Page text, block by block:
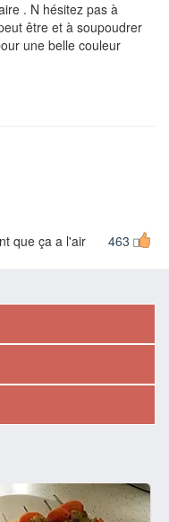
. N hésitez pas à
être et à soupoudrer
une belle couleur
463
que ça a l'air